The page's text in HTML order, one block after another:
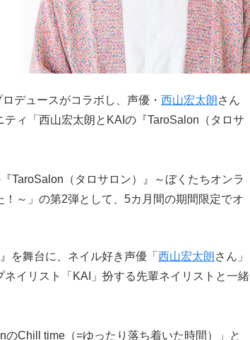
デュースがコラボし、声優・ 西山宏太朗さん
ィ「西山宏太朗とKAIの『TaroSalon（タロサ
TaroSalon（タロサロン）』～ぼくたちオンラ
～」の第2弾として、5カ月間の期間限定でオ
を舞台に、ネイル好き声優「 西山宏太朗さん」
イリスト「KAI」扮する先輩ネイリストと一緒
のChill time（=ゆったり落ち着いた時間）
」と